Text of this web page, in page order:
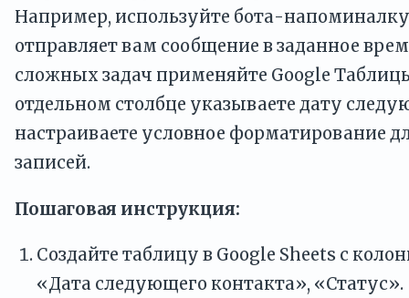
Например, используйте бота-
отправляет вам сообщение в заданное
сложных задач применяйте Google
отдельном столбце указываете дату
настраиваете условное форматирование
записей.
Пошаговая инструкция:
Создайте таблицу в Google Sheets с
«Дата следующего контакта», «Статус».